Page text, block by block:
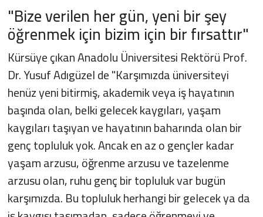
"Bize verilen her gün, yeni bir şey
öğrenmek için bizim için bir fırsattır"
Kürsüye çıkan Anadolu Üniversitesi Rektörü Prof.
Dr. Yusuf Adıgüzel de "Karşımızda üniversiteyi
henüz yeni bitirmiş, akademik veya iş hayatının
başında olan, belki gelecek kaygıları, yaşam
kaygıları taşıyan ve hayatının baharında olan bir
genç topluluk yok. Ancak en az o gençler kadar
yaşam arzusu, öğrenme arzusu ve tazelenme
arzusu olan, ruhu genç bir topluluk var bugün
karşımızda. Bu topluluk herhangi bir gelecek ya da